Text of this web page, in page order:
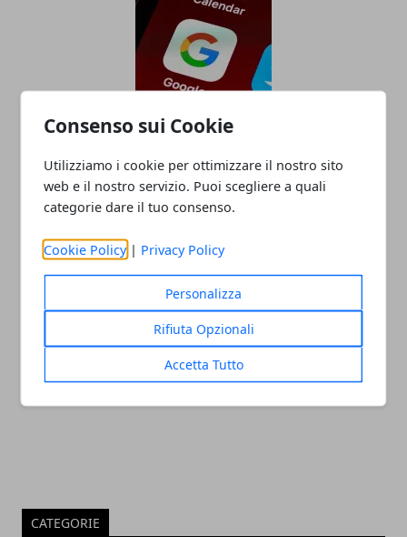
Consenso sui Cookie
Utilizziamo i cookie per ottimizzare il nostro sito
web e il nostro servizio. Puoi scegliere a quali
categorie dare il tuo consenso.
Cookie Policy | Privacy Policy
Personalizza
Rifiuta Opzionali
Accetta Tutto
consigli pratici
Perché affidarsi a Register.it per creare
CATEGORIE